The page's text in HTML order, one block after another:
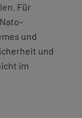
Für
und
und
im